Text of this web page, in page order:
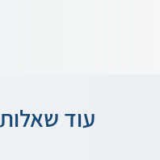
עוד